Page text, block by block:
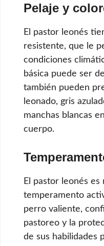
Pelaje y
El pastor leonés
resistente, que le
condiciones
básica puede ser
también pueden
leonado, gris
manchas blancas
cuerpo.
El pastor leonés
temperamento
perro valiente,
pastoreo y la
de sus habilidades